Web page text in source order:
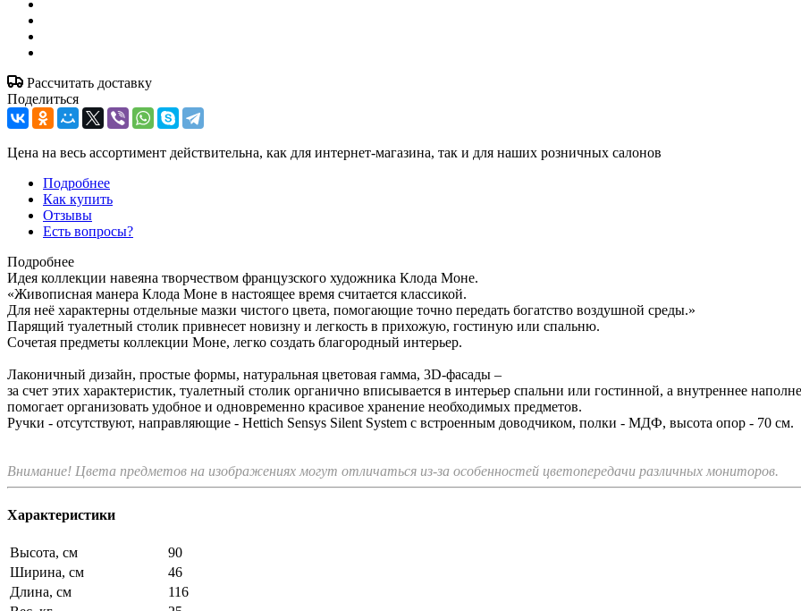
Рассчитать доставку
Поделиться
Цена на весь ассортимент действительна, как для интернет-магазина, так и для наших розничных салонов
Подробнее
Как купить
Отзывы
Есть вопросы?
Подробнее
Идея коллекции навеяна творчеством французского художника Клода Моне.
«Живописная манера Клода Моне в настоящее время считается классикой.
Для неё характерны отдельные мазки чистого цвета, помогающие точно передать богатство воздушной среды.»
Парящий туалетный столик привнесет новизну и легкость в прихожую, гостиную или спальню.
Сочетая предметы коллекции Моне, легко создать благородный интерьер.
Лаконичный дизайн, простые формы, натуральная цветовая гамма, 3D-фасады –
за счет этих характеристик, туалетный столик органично вписывается в интерьер спальни или гостинной, а внутреннее
помогает организовать удобное и одновременно красивое хранение необходимых предметов.
Ручки - отсутствуют, направляющие - Hettich Sensys Silent System с встроенным доводчиком, полки - МДФ, высота опор - 70 см.
Внимание! Цвета предметов на изображениях могут отличаться из-за особенностей цветопередачи различных мониторов.
Характеристики
Высота, см
90
Ширина, см
46
Длина, см
116